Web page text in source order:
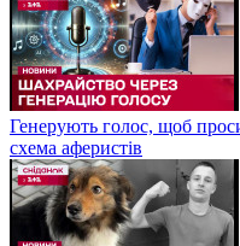
Генерують голос, щоб
схема аферистів